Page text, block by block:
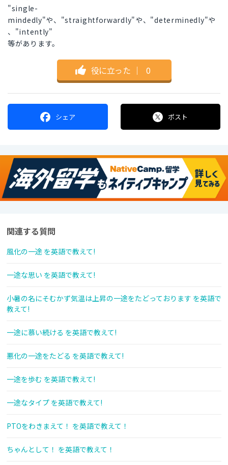
"single-
mindedly"や、"straightforwardly"や、"determinedly"や
、"intently"
等があります。
役に立った ｜ 0
シェア ポスト
関連する質問
風化の一途 を英語で教えて!
一途な思い を英語で教えて!
小暑の名にそむかず気温は上昇の一途をたどっております を英語で
教えて!
一途に慕い続ける を英語で教えて!
悪化の一途をたどる を英語で教えて!
一途を歩む を英語で教えて!
一途なタイプ を英語で教えて!
PTOをわきまえて！ を英語で教えて！
ちゃんとして！ を英語で教えて！